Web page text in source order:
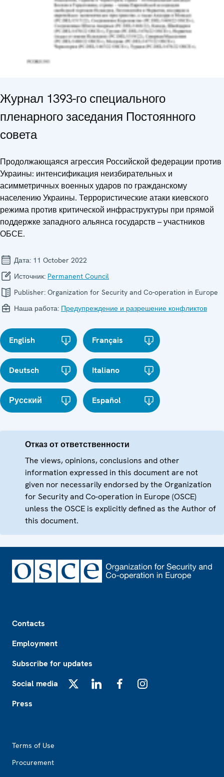
Журнал 1393-го специального
пленарного заседания Постоянного
совета
Продолжающаяся агрессия Российской федерации против
Украины: интенсификация неизбирательных и
асимметричных военных ударов по гражданскому
населению Украины. Террористические атаки киевского
режима против критической инфраструктуры при прямой
поддержке западного альянса государств – участников
ОБСЕ.
Дата: 11 October 2022
Источник: Permanent Council
Publisher: Organization for Security and Co-operation in Europe
Наша работа: Предупреждение и разрешение конфликтов
English Français
Deutsch Italiano
Русский Español
Отказ от ответственности
The views, opinions, conclusions and other
information expressed in this document are not
given nor necessarily endorsed by the Organization
for Security and Co-operation in Europe (OSCE)
unless the OSCE is explicitly defined as the Author of
this document.
Contacts
Employment
Subscribe for updates
Social media
Press
Terms of Use
Procurement